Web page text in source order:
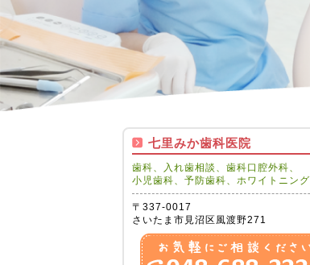
七里みか歯科医院
歯科、入れ歯相談、歯科口腔外科、
小児歯科、予防歯科、ホワイトニング
〒337-0017
さいたま市見沼区風渡野271